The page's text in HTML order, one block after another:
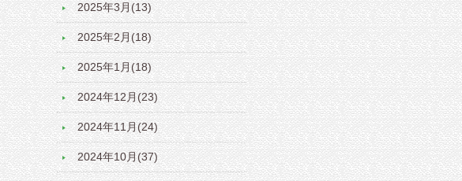
2025年3月(13)
2025年2月(18)
2025年1月(18)
2024年12月(23)
2024年11月(24)
2024年10月(37)